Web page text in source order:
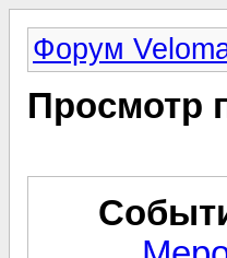
Форум
Просмотр